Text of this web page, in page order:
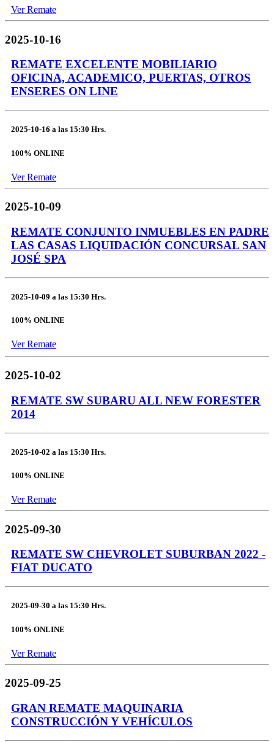
Ver Remate
2025-10-16
REMATE EXCELENTE MOBILIARIO
OFICINA, ACADEMICO, PUERTAS, OTROS
ENSERES ON LINE
2025-10-16 a las 15:30 Hrs.
100% ONLINE
Ver Remate
2025-10-09
REMATE CONJUNTO INMUEBLES EN PADRE
LAS CASAS LIQUIDACIÓN CONCURSAL SAN
JOSÉ SPA
2025-10-09 a las 15:30 Hrs.
100% ONLINE
Ver Remate
2025-10-02
REMATE SW SUBARU ALL NEW FORESTER
2014
2025-10-02 a las 15:30 Hrs.
100% ONLINE
Ver Remate
2025-09-30
REMATE SW CHEVROLET SUBURBAN 2022 -
FIAT DUCATO
2025-09-30 a las 15:30 Hrs.
100% ONLINE
Ver Remate
2025-09-25
GRAN REMATE MAQUINARIA
CONSTRUCCIÓN Y VEHÍCULOS